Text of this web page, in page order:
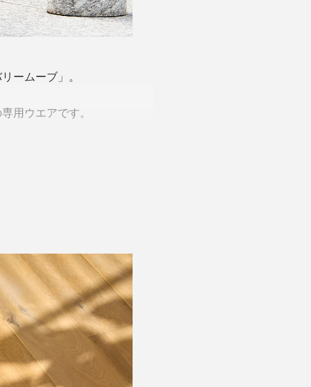
ームーブ」。
用ウエアです。